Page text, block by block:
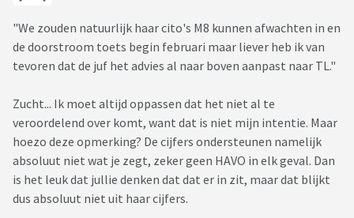
"We zouden natuurlijk haar cito's M8 kunnen afwachten in en
de doorstroom toets begin februari maar liever heb ik van
tevoren dat de juf het advies al naar boven aanpast naar TL."
Zucht... Ik moet altijd oppassen dat het niet al te
veroordelend over komt, want dat is niet mijn intentie. Maar
hoezo deze opmerking? De cijfers ondersteunen namelijk
absoluut niet wat je zegt, zeker geen HAVO in elk geval. Dan
is het leuk dat jullie denken dat dat er in zit, maar dat blijkt
dus absoluut niet uit haar cijfers.